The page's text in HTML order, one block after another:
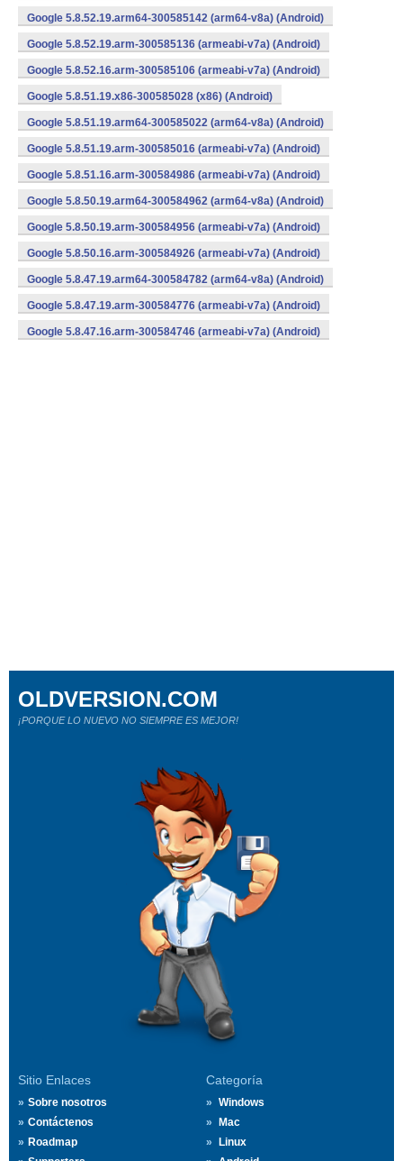
Google 5.8.52.19.arm64-300585142 (arm64-v8a) (Android)
Google 5.8.52.19.arm-300585136 (armeabi-v7a) (Android)
Google 5.8.52.16.arm-300585106 (armeabi-v7a) (Android)
Google 5.8.51.19.x86-300585028 (x86) (Android)
Google 5.8.51.19.arm64-300585022 (arm64-v8a) (Android)
Google 5.8.51.19.arm-300585016 (armeabi-v7a) (Android)
Google 5.8.51.16.arm-300584986 (armeabi-v7a) (Android)
Google 5.8.50.19.arm64-300584962 (arm64-v8a) (Android)
Google 5.8.50.19.arm-300584956 (armeabi-v7a) (Android)
Google 5.8.50.16.arm-300584926 (armeabi-v7a) (Android)
Google 5.8.47.19.arm64-300584782 (arm64-v8a) (Android)
Google 5.8.47.19.arm-300584776 (armeabi-v7a) (Android)
Google 5.8.47.16.arm-300584746 (armeabi-v7a) (Android)
Sitio Enlaces
Sobre nosotros
Contáctenos
Roadmap
Categoría
Windows
Mac
Linux
OLDVERSION.COM
¡PORQUE LO NUEVO NO SIEMPRE ES MEJOR!